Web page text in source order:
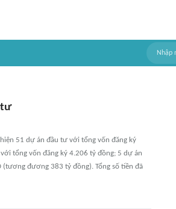
tư
51 dự án đầu tư với tổng vốn đăng ký
tổng vốn đăng ký 4.206 tỷ đồng; 5 dự án
đương 383 tỷ đồng). Tổng số tiền đã